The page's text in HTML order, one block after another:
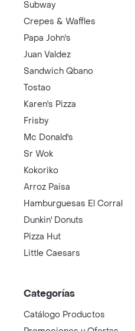
Subway
Crepes & Waffles
Papa John's
Juan Valdez
Sandwich Qbano
Tostao
Karen's Pizza
Frisby
Mc Donald's
Sr Wok
Kokoriko
Arroz Paisa
Hamburguesas El Corral
Dunkin' Donuts
Pizza Hut
Little Caesars
Categorías
Catálogo Productos